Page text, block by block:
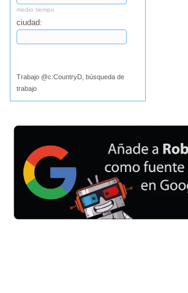
medio tiempo
ciudad:
Trabajo @c:CountryD, búsqueda de
trabajo